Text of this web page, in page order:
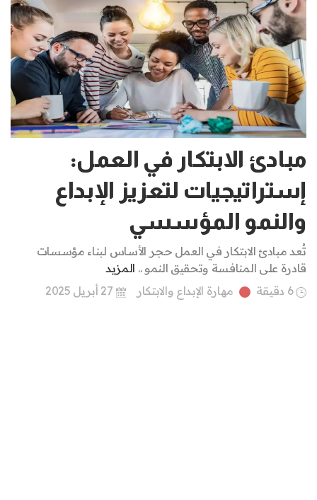
مبادئ الابتكار في العمل:
إستراتيجيات لتعزيز الإبداع
والنمو المؤسسي
تُعد مبادئ الابتكار في العمل حجر الأساس لبناء مؤسسات
قادرة على المنافسة وتحقيق النمو .. المزيد
6 دقيقة
مهارة الإبداع والابتكار